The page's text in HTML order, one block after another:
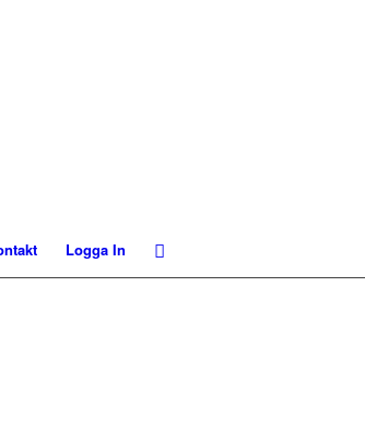
Logga In